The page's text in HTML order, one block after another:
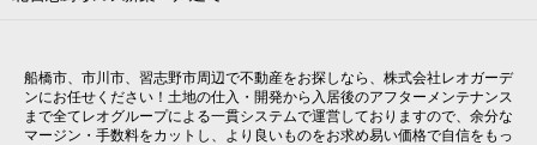
船橋市、市川市、習志野市周辺で不動産をお探しなら、株式会社レオガーデ
ンにお任せください！土地の仕入・開発から入居後のアフターメンテナンス
まで全てレオグループによる一貫システムで運営しておりますので、余分な
マージン・手数料をカットし、より良いものをお求め易い価格で自信をもっ